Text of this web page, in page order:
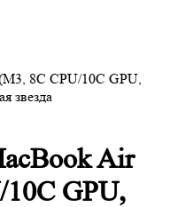
8C CPU/10C GPU,
звезда
Air
GPU,